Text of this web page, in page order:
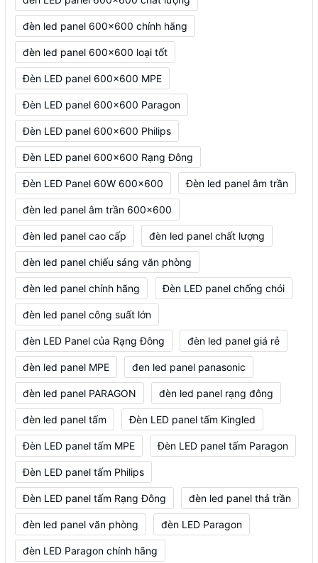
đèn led panel 600x600 chính hãng
đèn led panel 600x600 loại tốt
Đèn LED panel 600x600 MPE
Đèn LED panel 600x600 Paragon
Đèn LED panel 600x600 Philips
Đèn LED panel 600x600 Rạng Đông
Đèn LED Panel 60W 600x600 Đèn led panel âm trần
đèn led panel âm trần 600x600
đèn led panel cao cấp đèn led panel chất lượng
đèn led panel chiếu sáng văn phòng
đèn led panel chính hãng Đèn LED panel chống chói
đèn led panel công suất lớn
đèn LED Panel của Rạng Đông đèn led panel giá rẻ
đèn led panel MPE đen led panel panasonic
đèn led panel PARAGON đèn led panel rạng đông
đèn led panel tấm Đèn LED panel tấm Kingled
Đèn LED panel tấm MPE Đèn LED panel tấm Paragon
Đèn LED panel tấm Philips
Đèn LED panel tấm Rạng Đông đèn led panel thả trần
đèn led panel văn phòng đèn LED Paragon
đèn LED Paragon chính hãng